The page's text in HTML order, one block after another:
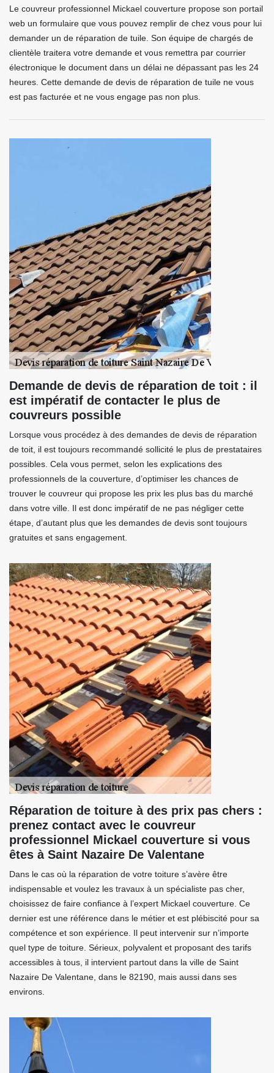
Le couvreur professionnel Mickael couverture propose son portail
web un formulaire que vous pouvez remplir de chez vous pour lui
demander un de réparation de tuile. Son équipe de chargés de
clientèle traitera votre demande et vous remettra par courrier
électronique le document dans un délai ne dépassant pas les 24
heures. Cette demande de devis de réparation de tuile ne vous
est pas facturée et ne vous engage pas non plus.
Demande de devis de réparation de toit : il
est impératif de contacter le plus de
couvreurs possible
Lorsque vous procédez à des demandes de devis de réparation
de toit, il est toujours recommandé sollicité le plus de prestataires
possibles. Cela vous permet, selon les explications des
professionnels de la couverture, d’optimiser les chances de
trouver le couvreur qui propose les prix les plus bas du marché
dans votre ville. Il est donc impératif de ne pas négliger cette
étape, d’autant plus que les demandes de devis sont toujours
gratuites et sans engagement.
Réparation de toiture à des prix pas chers :
prenez contact avec le couvreur
professionnel Mickael couverture si vous
êtes à Saint Nazaire De Valentane
Dans le cas où la réparation de votre toiture s’avère être
indispensable et voulez les travaux à un spécialiste pas cher,
choisissez de faire confiance à l’expert Mickael couverture. Ce
dernier est une référence dans le métier et est plébiscité pour sa
compétence et son expérience. Il peut intervenir sur n’importe
quel type de toiture. Sérieux, polyvalent et proposant des tarifs
accessibles à tous, il intervient partout dans la ville de Saint
Nazaire De Valentane, dans le 82190, mais aussi dans ses
environs.